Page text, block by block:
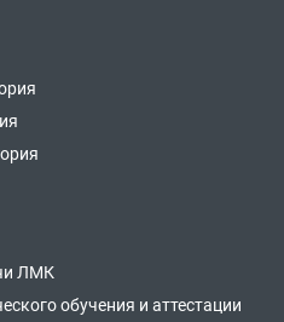
ЛМК
обучения и аттестации